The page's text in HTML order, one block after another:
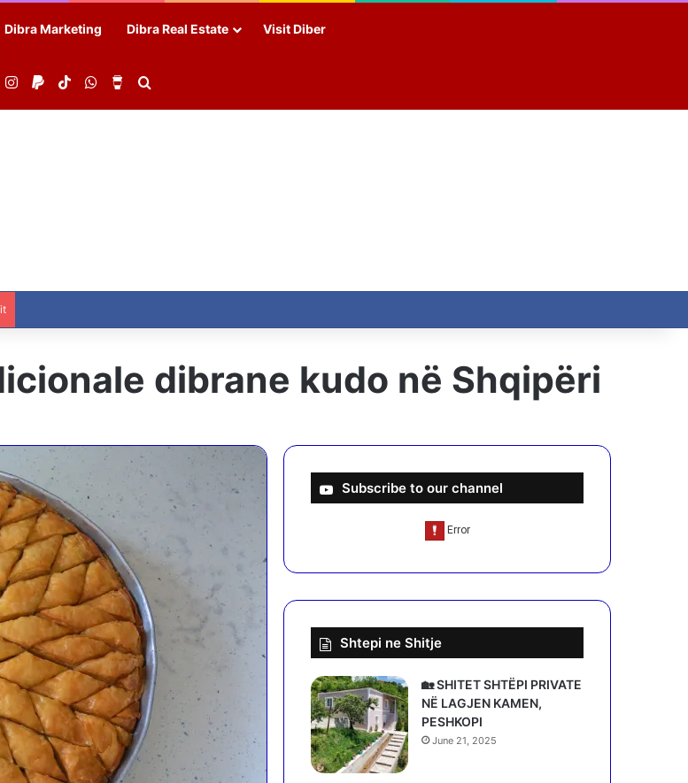
Dibra Marketing Dibra Real Estate Visit Diber
YouTubeInstagram
PaypalTikTokWhatsAppBuy Me a Coffee
dibrane kudo në Shqipëri
Subscribe to our channel
Shtepi ne Shitje
🏡 SHITET SHTËPI PRIVATE
NË LAGJEN KAMEN,
PESHKOPI
June 21, 2025